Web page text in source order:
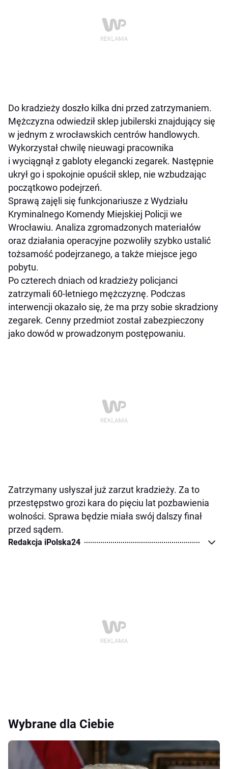
Do kradzieży doszło kilka dni przed zatrzymaniem.
Mężczyzna odwiedził sklep jubilerski znajdujący się
w jednym z wrocławskich centrów handlowych.
Wykorzystał chwilę nieuwagi pracownika
i wyciągnął z gabloty elegancki zegarek. Następnie
ukrył go i spokojnie opuścił sklep, nie wzbudzając
początkowo podejrzeń.
Sprawą zajęli się funkcjonariusze z Wydziału
Kryminalnego Komendy Miejskiej Policji we
Wrocławiu. Analiza zgromadzonych materiałów
oraz działania operacyjne pozwoliły szybko ustalić
tożsamość podejrzanego, a także miejsce jego
pobytu.
Po czterech dniach od kradzieży policjanci
zatrzymali 60-letniego mężczyznę. Podczas
interwencji okazało się, że ma przy sobie skradziony
zegarek. Cenny przedmiot został zabezpieczony
jako dowód w prowadzonym postępowaniu.
Zatrzymany usłyszał już zarzut kradzieży. Za to
przestępstwo grozi kara do pięciu lat pozbawienia
wolności. Sprawa będzie miała swój dalszy finał
przed sądem.
Redakcja iPolska24
Wybrane dla Ciebie